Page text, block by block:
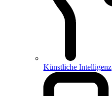
Künstliche Intelligenz